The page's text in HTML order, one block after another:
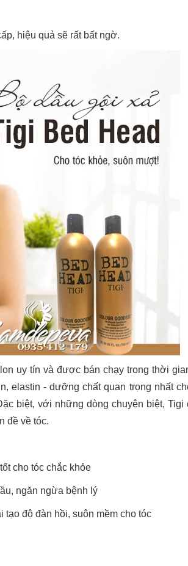
hiệu quả sẽ rất bất ngờ.
uy tín và được bán chạy trong thời
elastin - dưỡng chất quan trọng nhất
biệt, với những dòng chuyên biệt, Tigi
đề về tóc.
cho tóc chắc khỏe
ngăn ngừa bệnh lý
tạo độ đàn hồi, suôn mềm cho tóc